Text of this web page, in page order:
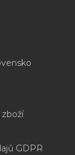
GDPR